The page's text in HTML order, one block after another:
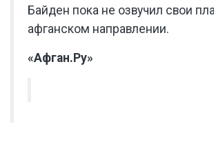
Байден пока не озвучил свои
афганском направлении.
«Афган.Ру»